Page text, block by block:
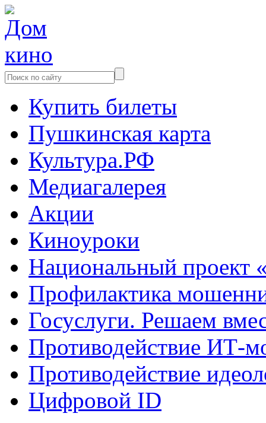
Купить билеты
Пушкинская карта
Культура.РФ
Медиагалерея
Акции
Киноуроки
Национальный проект
Профилактика
Госуслуги. Решаем
Противодействие ИТ-
Противодействие
Цифровой ID